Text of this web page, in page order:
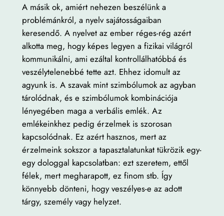
A másik ok, amiért nehezen beszélünk a
problémánkról, a nyelv sajátosságaiban
keresendő. A nyelvet az ember réges-rég azért
alkotta meg, hogy képes legyen a fizikai világról
kommunikálni, ami ezáltal kontrollálhatóbbá és
veszélytelenebbé tette azt. Ehhez idomult az
agyunk is. A szavak mint szimbólumok az agyban
tárolódnak, és e szimbólumok kombinációja
lényegében maga a verbális emlék. Az
emlékeinkhez pedig érzelmek is szorosan
kapcsolódnak. Ez azért hasznos, mert az
érzelmeink sokszor a tapasztalatunkat tükrözik egy-
egy dologgal kapcsolatban: ezt szeretem, ettől
félek, mert megharapott, ez finom stb. Így
könnyebb dönteni, hogy veszélyes-e az adott
tárgy, személy vagy helyzet.